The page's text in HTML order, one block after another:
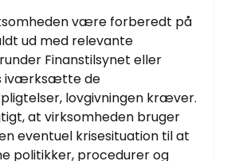
være forberedt på
ud med relevante
Finanstilsynet eller
iværksætte de
lovgivningen kræver.
at virksomheden bruger
eventuel krisesituation til at
politikker, procedurer og